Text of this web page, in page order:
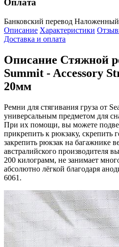
Оплата
Банковский перевод
Описание Характеристики
Доставка и оплата
Описание Стяжной
Summit - Accessory
20мм
Ремни для стягивания груза от
универсальным предметом для
При их помощи, вы можете
прикрепить к рюкзаку, скрепить
закрепить рюкзак на багажнике
австралийского производителя
200 килограмм, не занимает
абсолютно лёгкой благодаря
6061.